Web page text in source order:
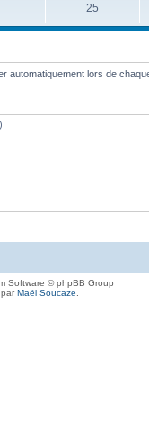
25
automatiquement lors de
Software © phpBB Group
parMaël Soucaze